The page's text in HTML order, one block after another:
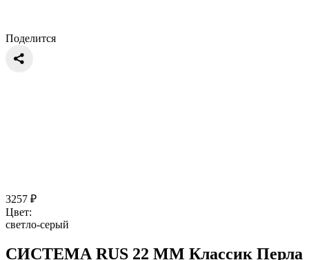
Поделится
3257 ₽
Цвет:
светло-серый
СИСТЕМА RUS 22 ММ Классик Перла